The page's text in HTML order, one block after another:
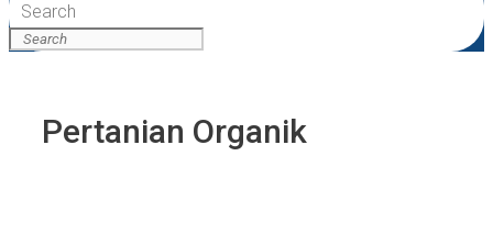
Search
Pertanian Organik